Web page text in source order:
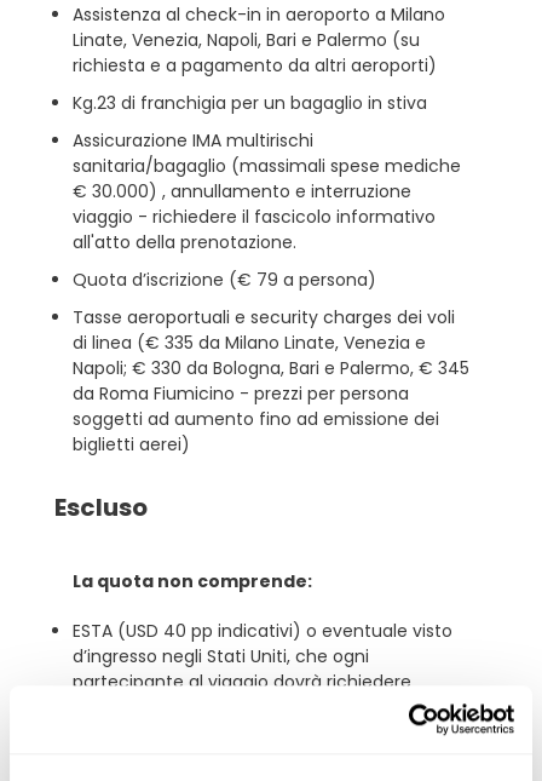
Assistenza al check-in in aeroporto a Milano
Linate, Venezia, Napoli, Bari e Palermo (su
richiesta e a pagamento da altri aeroporti)
Kg.23 di franchigia per un bagaglio in stiva
Assicurazione IMA multirischi
sanitaria/bagaglio (massimali spese mediche
€ 30.000) , annullamento e interruzione
viaggio - richiedere il fascicolo informativo
all'atto della prenotazione.
Quota d’iscrizione (€ 79 a persona)
Tasse aeroportuali e security charges dei voli
di linea (€ 335 da Milano Linate, Venezia e
Napoli; € 330 da Bologna, Bari e Palermo, € 345
da Roma Fiumicino - prezzi per persona
soggetti ad aumento fino ad emissione dei
biglietti aerei)
Escluso
La quota non comprende:
ESTA (USD 40 pp indicativi) o eventuale visto
d’ingresso negli Stati Uniti, che ogni
partecipante al viaggio dovrà richiedere
direttamente on-line. Il costo esatto sarà